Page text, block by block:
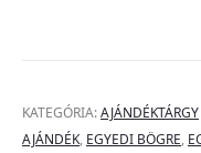
KATEGÓRIA:AJÁNDÉKTÁRGY
AJÁNDÉK, EGYEDI BÖGRE,